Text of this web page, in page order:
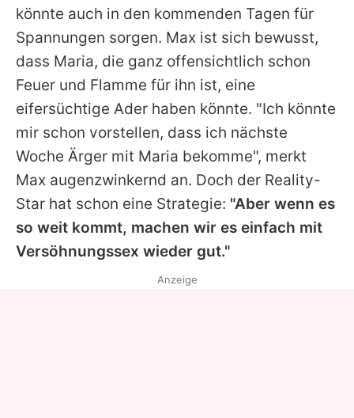
könnte auch in den kommenden Tagen für
Spannungen sorgen. Max ist sich bewusst,
dass Maria, die ganz offensichtlich schon
Feuer und Flamme für ihn ist, eine
eifersüchtige Ader haben könnte. "Ich könnte
mir schon vorstellen, dass ich nächste
Woche Ärger mit Maria bekomme", merkt
Max augenzwinkernd an. Doch der Reality-
Star hat schon eine Strategie: "Aber wenn es
so weit kommt, machen wir es einfach mit
Versöhnungssex wieder gut."
Anzeige